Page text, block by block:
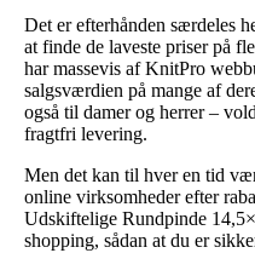
Det er efterhånden særdeles
at finde de laveste priser på
har massevis af KnitPro
salgsværdien på mange af
også til damer og herrer –
fragtfri levering.
Men det kan til hver en tid
online virksomheder efter
Udskiftelige Rundpinde
shopping, sådan at du er